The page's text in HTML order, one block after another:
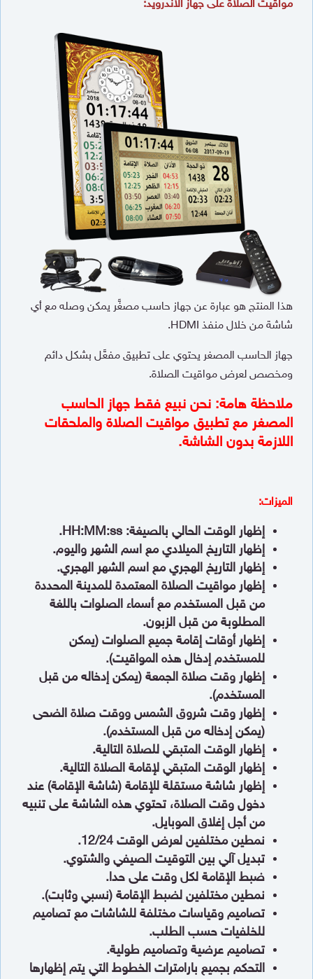
مواقيت الصلاة على جهاز الأندرويد:
هذا المنتج هو عبارة عن جهاز حاسب مصغَّر يمكن وصله مع أي
شاشة من خلال منفذ HDMI.
جهاز الحاسب المصغر يحتوي على تطبيق مفعَّل بشكل دائم
ومخصص لعرض مواقيت الصلاة.
ملاحظة هامة: نحن نبيع فقط جهاز الحاسب
المصغر مع تطبيق مواقيت الصلاة والملحقات
اللازمة بدون الشاشة.
الميزات:
إظهار الوقت الحالي بالصيغة:HH:MM:ss
.
إظهار التاريخ الميلادي مع اسم الشهر واليوم.
إظهار التاريخ الهجري مع اسم الشهر الهجري.
إظهار مواقيت الصلاة المعتمدة للمدينة المحددة
من قبل المستخدم مع أسماء الصلوات باللغة
المطلوبة من قبل الزبون.
إظهار أوقات إقامة جميع الصلوات (يمكن
للمستخدم إدخال هذه المواقيت).
إظهار وقت صلاة الجمعة (يمكن إدخاله من قبل
المستخدم).
إظهار وقت شروق الشمس ووقت صلاة الضحى
(يمكن إدخاله من قبل المستخدم).
إظهار الوقت المتبقي للصلاة التالية.
إظهار الوقت المتبقي لإقامة الصلاة التالية.
إظهار شاشة مستقلة للإقامة (شاشة الإقامة) عند
دخول وقت الصلاة، تحتوي هذه الشاشة على تنبيه
من أجل إغلاق الموبايل.
نمطين مختلفين لعرض الوقت 12/24.
تبديل آلي بين التوقيت الصيفي والشتوي.
ضبط الإقامة لكل وقت على حدا.
نمطين مختلفين لضبط الإقامة (نسبي وثابت).
تصاميم وقياسات مختلفة للشاشات مع تصاميم
للخلفيات حسب الطلب.
تصاميم عرضية وتصاميم طولية.
التحكم بجميع بارامترات الخطوط التي يتم إظهارها